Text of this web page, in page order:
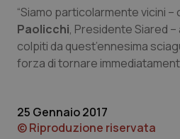
Provincia Autonoma di
Puglia
Sicilia
Ipertensione &
Malattie rare
Neuroscienze &
“Siamo particolarmente vicini –
Paolicchi, Presidente Siared
colpiti da quest’ennesima
forza di tornare
25 Gennaio 2017
© Riproduzione riservata